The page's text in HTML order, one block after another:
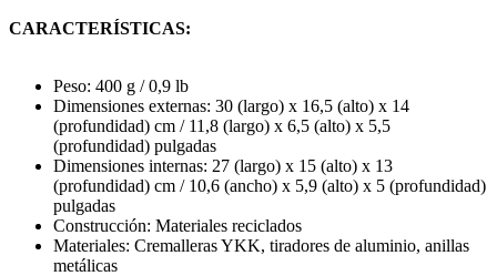
CARACTERÍSTICAS:
Peso: 400 g / 0,9 lb
Dimensiones externas: 30 (largo) x 16,5 (alto) x 14
(profundidad) cm / 11,8 (largo) x 6,5 (alto) x 5,5
(profundidad) pulgadas
Dimensiones internas: 27 (largo) x 15 (alto) x 13
(profundidad) cm / 10,6 (ancho) x 5,9 (alto) x 5 (profundidad)
pulgadas
Construcción: Materiales reciclados
Materiales: Cremalleras YKK, tiradores de aluminio, anillas
metálicas